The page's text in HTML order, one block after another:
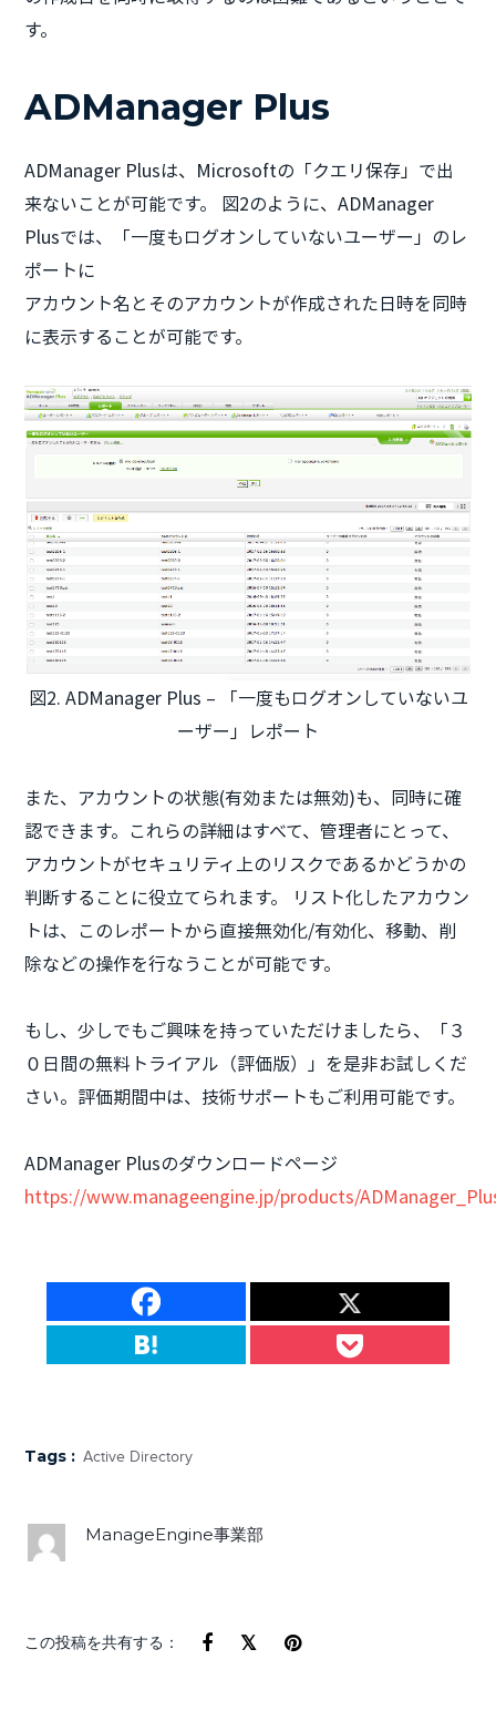
す。
ADManager Plus
ADManager Plusは、Microsoftの「クエリ保存」で出
来ないことが可能です。 図2のように、ADManager
Plusでは、「一度もログオンしていないユーザー」のレ
ポートに
アカウント名とそのアカウントが作成された日時を同時
に表示することが可能です。
図2. ADManager Plus – 「一度もログオンしていないユ
ーザー」レポート
また、アカウントの状態(有効または無効)も、同時に確
認できます。これらの詳細はすべて、管理者にとって、
アカウントがセキュリティ上のリスクであるかどうかの
判断することに役立てられます。 リスト化したアカウン
トは、このレポートから直接無効化/有効化、移動、削
除などの操作を行なうことが可能です。
もし、少しでもご興味を持っていただけましたら、「３
０日間の無料トライアル（評価版）」を是非お試しくだ
さい。評価期間中は、技術サポートもご利用可能です。
ADManager Plusのダウンロードページ
https://www.manageengine.jp/products/
Tags : Active Directory
ManageEngine事業部
この投稿を共有する：